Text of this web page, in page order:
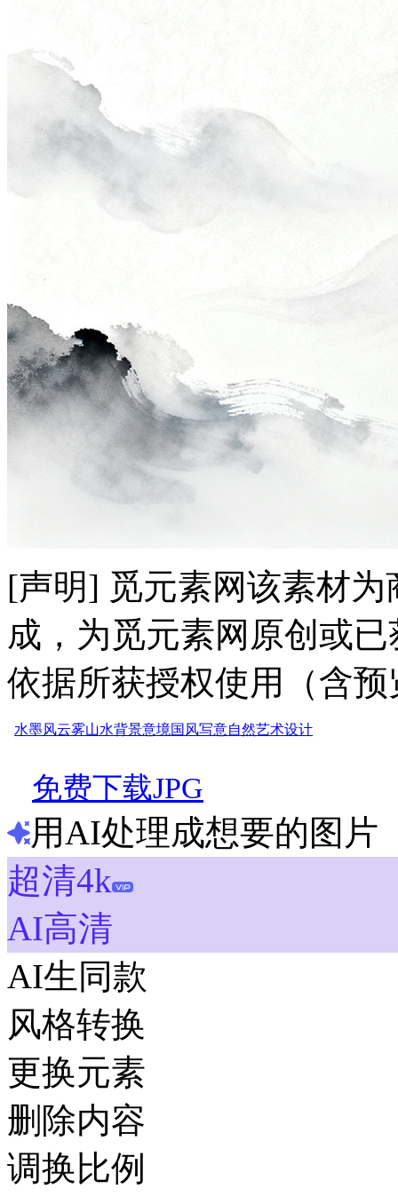
[声明] 觅元素网该素材
成，为觅元素网原创或
依据所获授权使用（含
水墨风云雾山水背景意境国风写意自然艺术设计
免费下载JPG
用AI处理成想要的图片
超清4k
AI高清
AI生同款
风格转换
更换元素
删除内容
调换比例